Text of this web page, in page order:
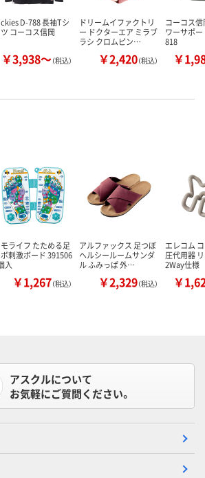
D-788 長袖Tシ
コーコス信岡
￥3,938～（税込）
ドリームイファクトリ
ー ドクターエア ミラブ
ラシ クロムピン…
￥2,420（税込）
コーコス
ワーサポー
818
￥
ライフ たためる足
刺激ボード 391506
入
￥1,267（税込）
アルファックス 足つぼ
ヘルシールームサンダ
ル ふみっぱ 外…
￥2,329（税込）
エレコム
圧代用器
2Way仕様
￥
アスクルについて
お気軽にご質問ください。